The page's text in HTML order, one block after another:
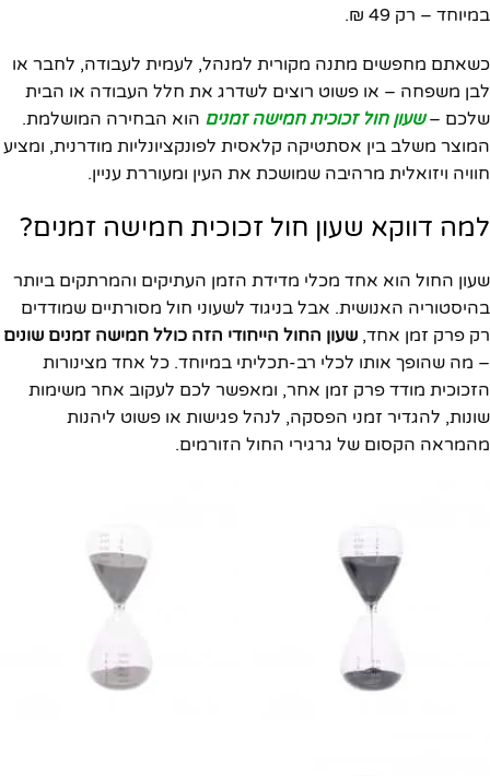
במיוחד – רק 49 ₪.
כשאתם מחפשים מתנה מקורית למנהל, לעמית לעבודה, לחבר או
לבן משפחה – או פשוט רוצים לשדרג את חלל העבודה או הבית
שלכם –שעון חול זכוכית חמישה זמנים הוא הבחירה המושלמת.
המוצר משלב בין אסתטיקה קלאסית לפונקציונליות מודרנית, ומציע
חוויה ויזואלית מרהיבה שמושכת את העין ומעוררת עניין.
למה דווקא שעון חול זכוכית חמישה זמנים?
שעון החול הוא אחד מכלי מדידת הזמן העתיקים והמרתקים ביותר
בהיסטוריה האנושית. אבל בניגוד לשעוני חול מסורתיים שמודדים
רק פרק זמן אחד, שעון החול הייחודי הזה כולל חמישה זמנים שונים
– מה שהופך אותו לכלי רב-תכליתי במיוחד. כל אחד מצינורות
הזכוכית מודד פרק זמן אחר, ומאפשר לכם לעקוב אחר משימות
שונות, להגדיר זמני הפסקה, לנהל פגישות או פשוט ליהנות
מהמראה הקסום של גרגירי החול הזורמים.